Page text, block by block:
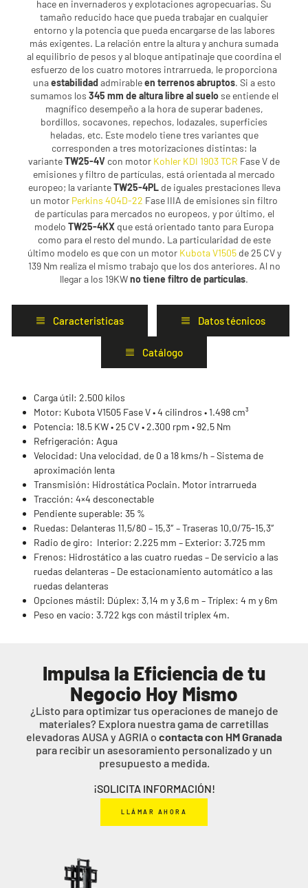
hace en invernaderos y explotaciones agropecuarias. Su
tamaño reducido hace que pueda trabajar en cualquier
entorno y la potencia que pueda encargarse de las labores
más exigentes. La relación entre la altura y anchura sumada
al equilibrio de pesos y al bloque antipatinaje que coordina el
esfuerzo de los cuatro motores intrarrueda, le proporciona
unaestabilidadadmirableen terrenos abruptos. Si a esto
sumamos los 345 mm de altura libre al suelose entiende el
magnífico desempeño a la hora de superar badenes,
bordillos, socavones, repechos, lodazales, superficies
heladas, etc. Este modelo tiene tres variantes que
corresponden a tres motorizaciones distintas: la
varianteTW25-4V con motor Kohler KDI 1903 TCR Fase V de
emisiones y filtro de partículas, está orientada al mercado
europeo; la varianteTW25-4PLde iguales prestaciones lleva
un motor Perkins 404D-22 Fase IIIA de emisiones sin filtro
de partículas para mercados no europeos, y por último, el
modelo TW25-4KX que está orientado tanto para Europa
como para el resto del mundo. La particularidad de este
último modelo es que con un motor Kubota V1505de 25 CV y
139 Nm realiza el mismo trabajo que los dos anteriores. Al no
llegar a los 19KWno tiene filtro de partículas.
Caracteristicas Datos técnicos
Catálogo
Carga útil: 2.500 kilos
Motor: Kubota V1505 Fase V • 4 cilindros • 1.498 cm³
Potencia: 18.5 KW • 25 CV • 2.300 rpm • 92,5 Nm
Refrigeración: Agua
Velocidad: Una velocidad, de 0 a 18 kms/h – Sistema de
aproximación lenta
Transmisión: Hidrostática Poclain. Motor intrarrueda
Tracción: 4×4 desconectable
Pendiente superable: 35 %
Ruedas: Delanteras 11,5/80 – 15,3″ – Traseras 10,0/75-15,3″
Radio de giro: Interior: 2.225 mm – Exterior: 3.725 mm
Frenos: Hidrostático a las cuatro ruedas – De servicio a las
ruedas delanteras – De estacionamiento automático a las
ruedas delanteras
Opciones mástil: Dúplex: 3,14 m y 3,6 m – Tríplex: 4 m y 6m
Peso en vacío: 3.722 kgs con mástil triplex 4m.
Impulsa la Eficiencia de tu
Negocio Hoy Mismo
¿Listo para optimizar tus operaciones de manejo de
materiales? Explora nuestra gama de carretillas
elevadoras AUSA y AGRIA o contacta con HM Granada
para recibir un asesoramiento personalizado y un
presupuesto a medida.
¡SOLICITA INFORMACIÓN!
LLÁMAR AHORA